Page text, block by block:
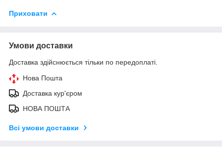
Приховати
Умови доставки
Доставка здійснюється тільки по передоплаті.
Нова Пошта
Доставка кур'єром
НОВА ПОШТА
Всі умови доставки